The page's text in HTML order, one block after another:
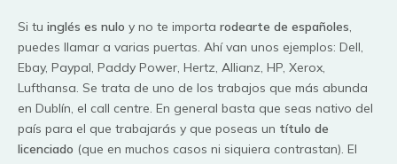
Si tu inglés es nulo y no te importa rodearte de españoles,
puedes llamar a varias puertas. Ahí van unos ejemplos: Dell,
Ebay, Paypal, Paddy Power, Hertz, Allianz, HP, Xerox,
Lufthansa. Se trata de uno de los trabajos que más abunda
en Dublín, el call centre. En general basta que seas nativo del
país para el que trabajarás y que poseas un título de
licenciado (que en muchos casos ni siquiera contrastan). El